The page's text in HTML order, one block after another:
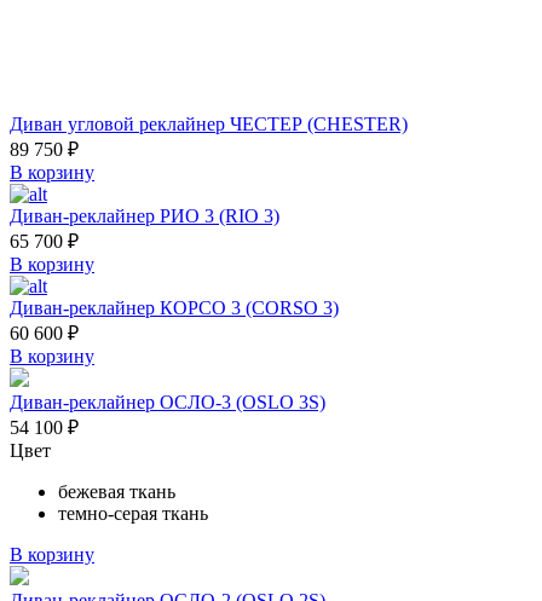
Диван угловой реклайнер ЧЕСТЕР (CHESTER)
89 750 ₽
В корзину
Диван-реклайнер РИО 3 (RIO 3)
65 700 ₽
В корзину
Диван-реклайнер КОРСО 3 (CORSO 3)
60 600 ₽
В корзину
Диван-реклайнер ОСЛО-3 (OSLO 3S)
54 100 ₽
Цвет
бежевая ткань
темно-серая ткань
В корзину